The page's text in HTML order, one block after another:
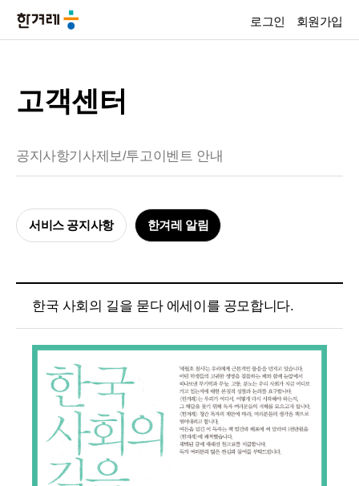
로그인 회원가입
고객센터
공지사항기사제보/투고이벤트 안내
서비스 공지사항 한겨레 알림
한국 사회의 길을 묻다 에세이를 공모합니다.